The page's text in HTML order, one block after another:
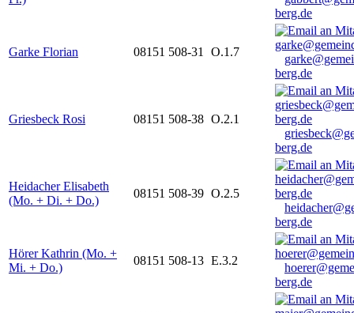
berg.de
Garke Florian 08151 508-31 O.1.7
berg.de
Griesbeck Rosi 08151 508-38 O.2.1
berg.de
Heidacher Elisabeth
(Mo. + Di. + Do.)
08151 508-39 O.2.5
berg.de
Hörer Kathrin (Mo. +
Mi. + Do.)
08151 508-13 E.3.2
berg.de